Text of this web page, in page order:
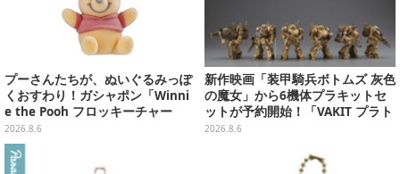
プーさんたちが、ぬいぐるみっぽ
くおすわり！ガシャポン「Winni
e the Pooh フロッキーチャー
ム」ふわふわでどれも可愛い全4
種
2026.8.6
新作映画「装甲騎兵ボトムズ 灰色
の魔女」から6機体プラキットセ
ットが予約開始！「VAKIT プラト
ーン」第1弾、各部関節可動仕様
2026.8.6